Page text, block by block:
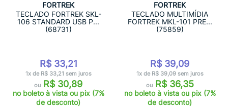
FORTREK
TECLADO FORTREK SKL-
106 STANDARD USB P...
(68731)
R$ 33,21
1x de R$ 33,21 sem juros
ou R$ 30,89
no boleto à vista ou pix (7%
de desconto)
FORTREK
TECLADO MULTIMÍDIA
FORTREK MKL-101 PRE...
(75859)
R$ 39,09
1x de R$ 39,09 sem juros
ouR$ 36,35
no boleto à vista ou pix (7%
de desconto)